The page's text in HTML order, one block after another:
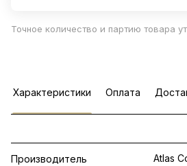
Точное количество и партию товара
Характеристики Оплата
Производитель Atlas